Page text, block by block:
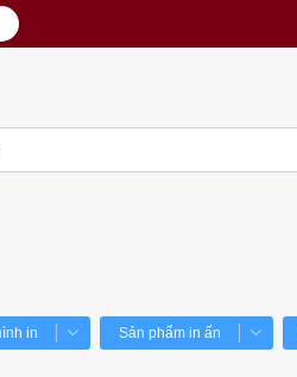
in Sản phẩm in ấn